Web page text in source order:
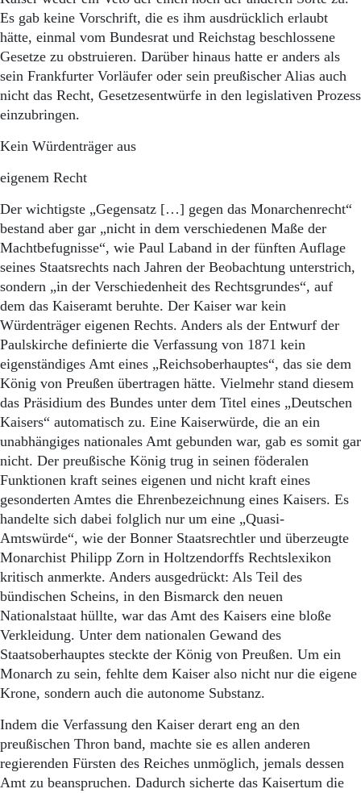
Es gab keine Vorschrift, die es ihm ausdrücklich erlaubt
hätte, einmal vom Bundesrat und Reichstag beschlossene
Gesetze zu obstruieren. Darüber hinaus hatte er anders als
sein Frankfurter Vorläufer oder sein preußischer Alias auch
nicht das Recht, Gesetzesentwürfe in den legislativen Prozess
einzubringen.
Kein Würdenträger aus
eigenem Recht
Der wichtigste „Gegensatz […] gegen das Monarchenrecht“
bestand aber gar „nicht in dem verschiedenen Maße der
Machtbefugnisse“, wie Paul Laband in der fünften Auflage
seines Staatsrechts nach Jahren der Beobachtung unterstrich,
sondern „in der Verschiedenheit des Rechtsgrundes“, auf
dem das Kaiseramt beruhte. Der Kaiser war kein
Würdenträger eigenen Rechts. Anders als der Entwurf der
Paulskirche definierte die Verfassung von 1871 kein
eigenständiges Amt eines „Reichsoberhauptes“, das sie dem
König von Preußen übertragen hätte. Vielmehr stand diesem
das Präsidium des Bundes unter dem Titel eines „Deutschen
Kaisers“ automatisch zu. Eine Kaiserwürde, die an ein
unabhängiges nationales Amt gebunden war, gab es somit gar
nicht. Der preußische König trug in seinen föderalen
Funktionen kraft seines eigenen und nicht kraft eines
gesonderten Amtes die Ehrenbezeichnung eines Kaisers. Es
handelte sich dabei folglich nur um eine „Quasi-
Amtswürde“, wie der Bonner Staatsrechtler und überzeugte
Monarchist Philipp Zorn in Holtzendorffs Rechtslexikon
kritisch anmerkte. Anders ausgedrückt: Als Teil des
bündischen Scheins, in den Bismarck den neuen
Nationalstaat hüllte, war das Amt des Kaisers eine bloße
Verkleidung. Unter dem nationalen Gewand des
Staatsoberhauptes steckte der König von Preußen. Um ein
Monarch zu sein, fehlte dem Kaiser also nicht nur die eigene
Krone, sondern auch die autonome Substanz.
Indem die Verfassung den Kaiser derart eng an den
preußischen Thron band, machte sie es allen anderen
regierenden Fürsten des Reiches unmöglich, jemals dessen
Amt zu beanspruchen. Dadurch sicherte das Kaisertum die